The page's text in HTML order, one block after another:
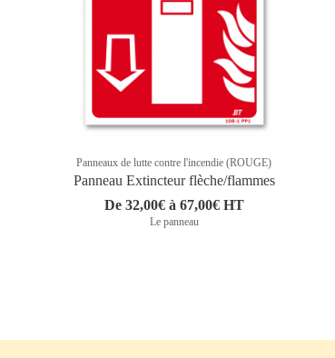
Panneaux de lutte contre l'incendie (ROUGE)
Panneau Extincteur flèche/flammes
De 32,00€ à 67,00€ HT
Le panneau